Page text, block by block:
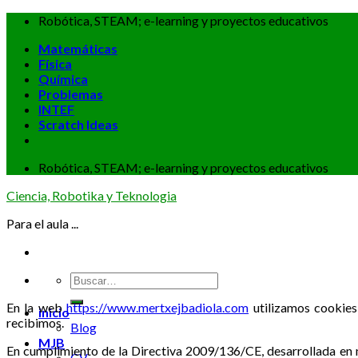
Skip
content
Robótica, STEAM; e-learning y proyectos educativos
Matemáticas
Física
Química
Problemas
INTEF
Scratch Ideas
Robótica, STEAM; e-learning y proyectos educativos
Ciencia, Robotika y Teknologia
Para el aula ...
inicio
Blog
MJB
En la webhttps://www.mertxejbadiola.com utilizamos
recibimos.
En cumplimiento de la Directiva 2009/136/CE, desarrollada